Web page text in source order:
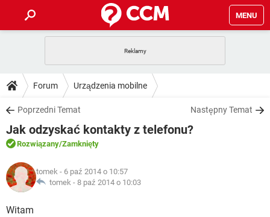
MENU
GRY WHATSAPP
SPOTIFY
INSTAGRAM FACEBOOK
WINDOWS 10
PORADY
PlayStation TIKTOK
SPOTIFY
INSTAGRAM
WINDOWS 10
DO POBRANIA
ANDROID TIKTOK
GRY
IOS
INSTAGRAM
WINDOWS 10
FORUM
COVID-19
GRY
ARTYKUŁY
COVID-19
GRY
Forum Urządzenia mobilne
Poprzedni Temat Następny Temat
Jak odzyskać kontakty z telefonu?
Rozwiązany/Zamknięty
tomek - 6 paź 2014 o 10:57
tomek - 8 paź 2014 o 10:03
Witam